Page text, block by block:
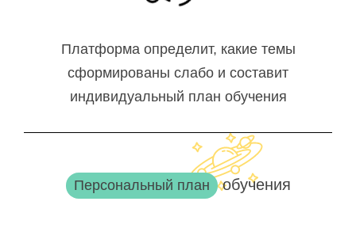
Платформа определит, какие темы
сформированы слабо и составит
индивидуальный план обучения
Персональный план обучения